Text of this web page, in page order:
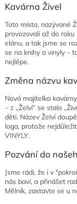
Kavárna Živel
Toto místo, nazývané
provozovali až do
elánu, a tak jsme se
se na knihy a vinyly –
nejlépe.
Změna názvu
Nová majitelka
– z „Želví“ se stalo
děti. Název Želví
loga, protože
VINYLY.
Pozvání do
Jsme rádi, že i v
nás baví, a přinášet
Mělník, zastavte se u